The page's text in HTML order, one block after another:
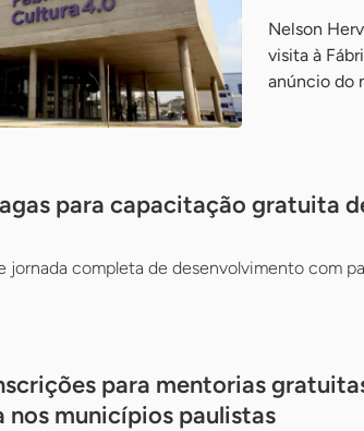
Nelson
visita à
anúncio do
para capacitação gratuita
completa de desenvolvimento com
para mentorias
nos municípios paulistas